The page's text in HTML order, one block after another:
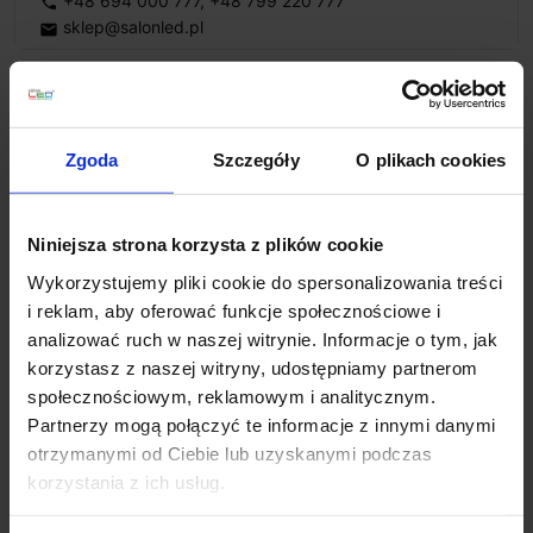
Zgoda Szczegóły O plikach cookies
Niniejsza strona korzysta z plików cookie
Wykorzystujemy pliki cookie do spersonalizowania treści
i reklam, aby oferować funkcje społecznościowe i
analizować ruch w naszej witrynie. Informacje o tym, jak
korzystasz z naszej witryny, udostępniamy partnerom
społecznościowym, reklamowym i analitycznym.
Partnerzy mogą połączyć te informacje z innymi danymi
otrzymanymi od Ciebie lub uzyskanymi podczas
korzystania z ich usług.
email sklep@salonled.pl
Metody płatności
Koszt dostawy
Zapytaj o produkt
Opis
Astro MONDRIAN 400 LED